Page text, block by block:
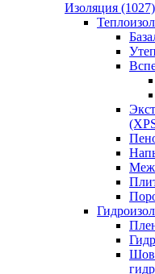
Изоляция (1027)